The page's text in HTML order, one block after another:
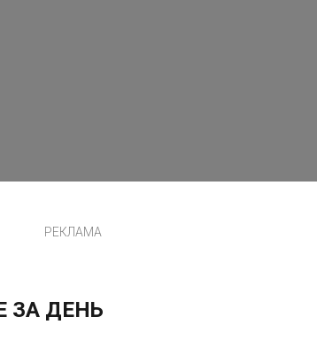
РЕКЛАМА
ЗА ДЕНЬ